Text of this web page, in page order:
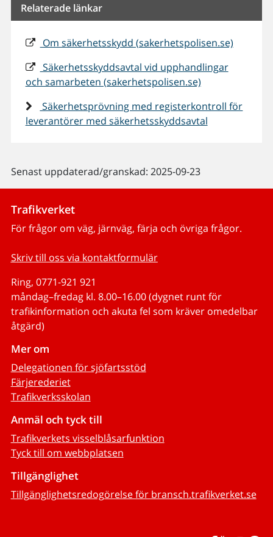
Relaterade länkar
Om säkerhetsskydd (sakerhetspolisen.se)
Säkerhetsskyddsavtal vid upphandlingar
och samarbeten (sakerhetspolisen.se)
Säkerhetsprövning med registerkontroll för
leverantörer med säkerhetsskyddsavtal
Senast uppdaterad/granskad: 2025-09-23
Trafikverket
För frågor om väg, järnväg, färja och övriga frågor.
Skriv till oss via kontaktformulär
Ring, 0771-921 921
måndag–fredag kl. 8.00–16.00 (dygnet runt för
trafikinformation och akuta fel som kräver omedelbar
åtgärd)
Mer om
Delegationen för sjöfartsstöd
Färjerederiet
Trafikverksskolan
Anmäl och tyck till
Trafikverkets visselblåsarfunktion
Tyck till om webbplatsen
Tillgänglighet
Tillgänglighetsredogörelse för bransch.trafikverket.se